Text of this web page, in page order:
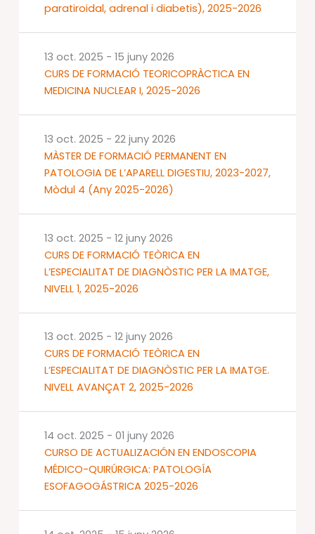
paratiroidal, adrenal i diabetis), 2025-2026
CURS DE FORMACIÓ TEORICOPRÀCTICA EN
MEDICINA NUCLEAR I, 2025-2026
13 oct. 2025 - 15 juny 2026
MÀSTER DE FORMACIÓ PERMANENT EN
PATOLOGIA DE L’APARELL DIGESTIU, 2023-2027,
Mòdul 4 (Any 2025-2026)
13 oct. 2025 - 22 juny 2026
CURS DE FORMACIÓ TEÒRICA EN
L’ESPECIALITAT DE DIAGNÒSTIC PER LA IMATGE,
NIVELL 1, 2025-2026
13 oct. 2025 - 12 juny 2026
CURS DE FORMACIÓ TEÒRICA EN
L’ESPECIALITAT DE DIAGNÒSTIC PER LA IMATGE.
NIVELL AVANÇAT 2, 2025-2026
13 oct. 2025 - 12 juny 2026
CURSO DE ACTUALIZACIÓN EN ENDOSCOPIA
MÉDICO-QUIRÚRGICA: PATOLOGÍA
ESOFAGOGÁSTRICA 2025-2026
14 oct. 2025 - 01 juny 2026